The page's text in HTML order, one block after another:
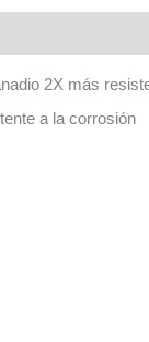
2X más
a la corrosión